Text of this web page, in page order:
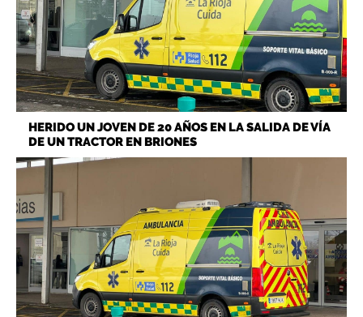
HERIDO UN JOVEN DE 20 AÑOS EN LA SALIDA DE VÍA
DE UN TRACTOR EN BRIONES